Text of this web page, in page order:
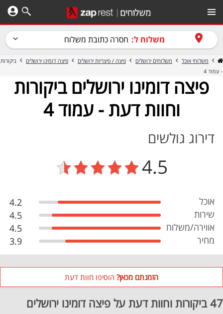
משלוח ל: חסרה כתובת משלוח
משלוחי אוכל משלוחים ירושלים פיצה / פיצריות ירושלים פיצה דומינו ירושלים
ביקורות
- עמוד 4
פיצה דומינו ירושלים ביקורות
וחוות דעת - עמוד 4
דירוג גולשים
4.5
אוכל
4.2
שירות
4.5
אווירה/משלוח
4.5
מחיר
3.9
הזמנתם מכאן? הוסיפו חוות דעת
47 ביקורות וחוות דעת על פיצה דומינו ירושלים